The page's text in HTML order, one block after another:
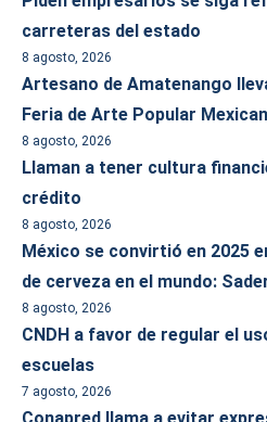
carreteras del estado
8 agosto, 2026
Artesano de Amatenango
Feria de Arte Popular
8 agosto, 2026
Llaman a tener cultura
crédito
8 agosto, 2026
México se convirtió en 2025
de cerveza en el mundo:
8 agosto, 2026
CNDH a favor de regular el
escuelas
7 agosto, 2026